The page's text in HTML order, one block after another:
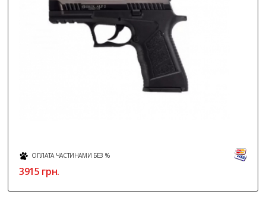
ОПЛАТА ЧАСТИНАМИ БЕЗ %
3915 грн.